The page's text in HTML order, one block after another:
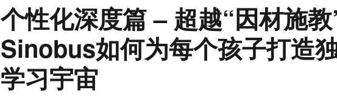
个性化深度篇 – 超越“因材施教
Sinobus如何为每个孩子打造
学习宇宙